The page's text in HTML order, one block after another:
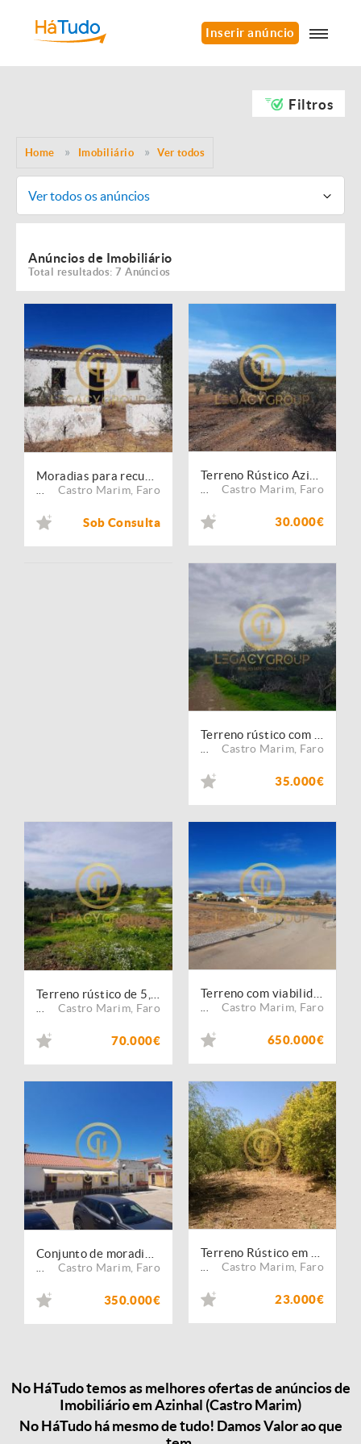
Inserir anúncio
Filtros
Home Imobiliário Ver todos
Ver todos os anúncios
Anúncios de Imobiliário
Total resultados: 7 Anúncios
Castro Marim, Faro
Sob Consulta
Castro Marim, Faro
30.000€
Castro Marim, Faro
35.000€
Castro Marim, Faro
70.000€
Castro Marim, Faro
650.000€
Castro Marim, Faro
350.000€
Castro Marim, Faro
23.000€
No HáTudo temos as melhores ofertas de anúncios de
Imobiliário em Azinhal (Castro Marim)
No HáTudo há mesmo de tudo! Damos Valor ao que